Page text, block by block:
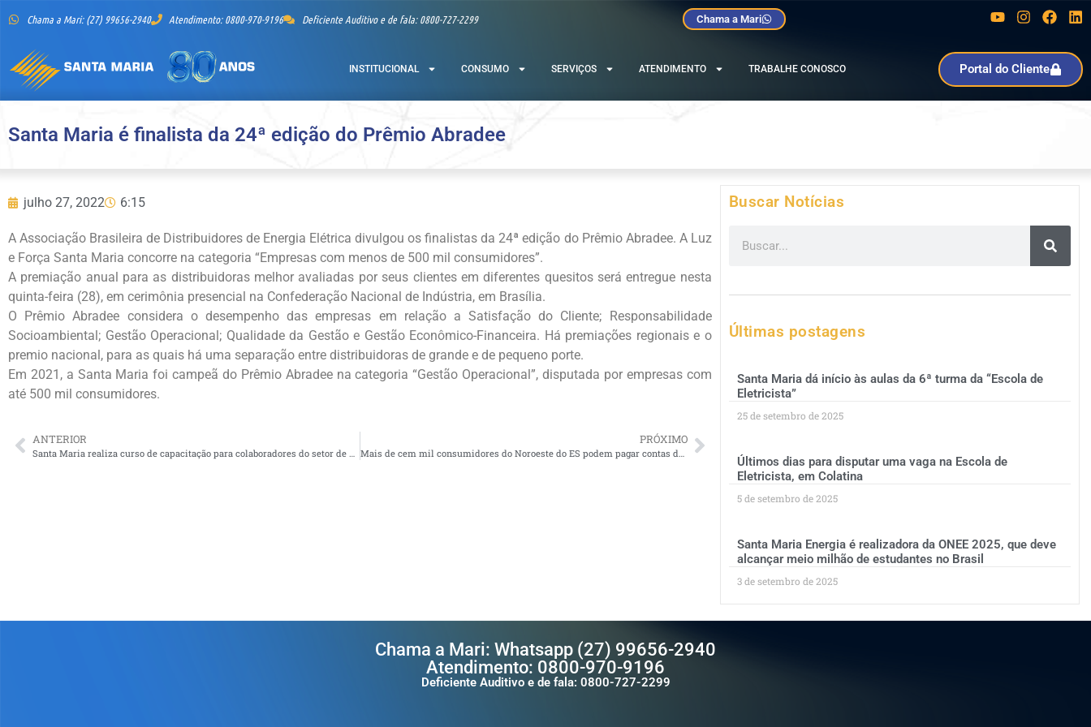
Chama a Mari: (27) 99656-2940 Atendimento: 0800-970-9196 Deficiente Auditivo e de fala: 0800-727-2299 Chama a Mari
INSTITUCIONAL CONSUMO SERVIÇOS ATENDIMENTO TRABALHE CONOSCO Portal do Cliente
Santa Maria é finalista da 24ª edição do Prêmio Abradee
julho 27, 2022 6:15
A Associação Brasileira de Distribuidores de Energia Elétrica divulgou os finalistas da 24ª edição do Prêmio Abradee. A Luz
e Força Santa Maria concorre na categoria “Empresas com menos de 500 mil consumidores”.
A premiação anual para as distribuidoras melhor avaliadas por seus clientes em diferentes quesitos será entregue nesta
quinta-feira (28), em cerimônia presencial na Confederação Nacional de Indústria, em Brasília.
O Prêmio Abradee considera o desempenho das empresas em relação a Satisfação do Cliente; Responsabilidade
Socioambiental; Gestão Operacional; Qualidade da Gestão e Gestão Econômico-Financeira. Há premiações regionais e o
premio nacional, para as quais há uma separação entre distribuidoras de grande e de pequeno porte.
Em 2021, a Santa Maria foi campeã do Prêmio Abradee na categoria “Gestão Operacional”, disputada por empresas com
até 500 mil consumidores.
ANTERIOR PRÓXIMO
Buscar Notícias
Últimas postagens
Santa Maria dá início às aulas da 6ª turma da “Escola de
Eletricista”
25 de setembro de 2025
Últimos dias para disputar uma vaga na Escola de
Eletricista, em Colatina
5 de setembro de 2025
Santa Maria Energia é realizadora da ONEE 2025, que deve
alcançar meio milhão de estudantes no Brasil
3 de setembro de 2025
Chama a Mari: Whatsapp (27) 99656-2940
Atendimento: 0800-970-9196
Deficiente Auditivo e de fala: 0800-727-2299